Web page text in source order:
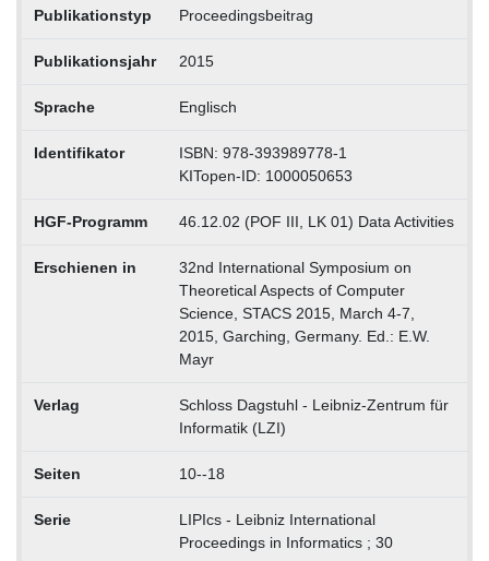
Publikationstyp Proceedingsbeitrag
Publikationsjahr 2015
Sprache Englisch
Identifikator
ISBN: 978-393989778-1
KITopen-ID: 1000050653
HGF-Programm 46.12.02 (POF III, LK 01) Data Activities
Erschienen in
32nd International Symposium on
Theoretical Aspects of Computer
Science, STACS 2015, March 4-7,
2015, Garching, Germany. Ed.: E.W.
Mayr
Verlag
Schloss Dagstuhl - Leibniz-Zentrum für
Informatik (LZI)
Seiten 10--18
Serie
LIPIcs - Leibniz International
Proceedings in Informatics ; 30